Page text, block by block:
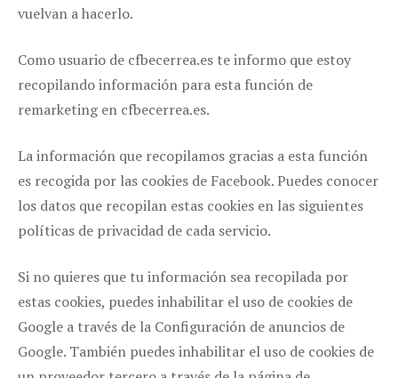
vuelvan a hacerlo.
Como usuario de cfbecerrea.es te informo que estoy
recopilando información para esta función de
remarketing en cfbecerrea.es.
La información que recopilamos gracias a esta función
es recogida por las cookies de Facebook. Puedes conocer
los datos que recopilan estas cookies en las siguientes
políticas de privacidad de cada servicio.
Si no quieres que tu información sea recopilada por
estas cookies, puedes inhabilitar el uso de cookies de
Google a través de la Configuración de anuncios de
Google. También puedes inhabilitar el uso de cookies de